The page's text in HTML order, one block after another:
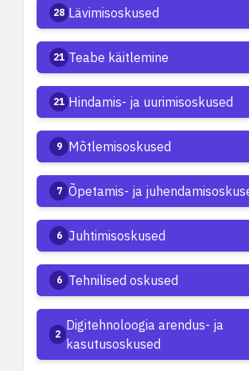
28 Lävimisoskused
21 Teabe käitlemine
21 Hindamis- ja uurimisoskused
9 Mõtlemisoskused
7 Õpetamis- ja
6 Juhtimisoskused
6 Tehnilised oskused
2
Digitehnoloogia arendus- ja
kasutusoskused